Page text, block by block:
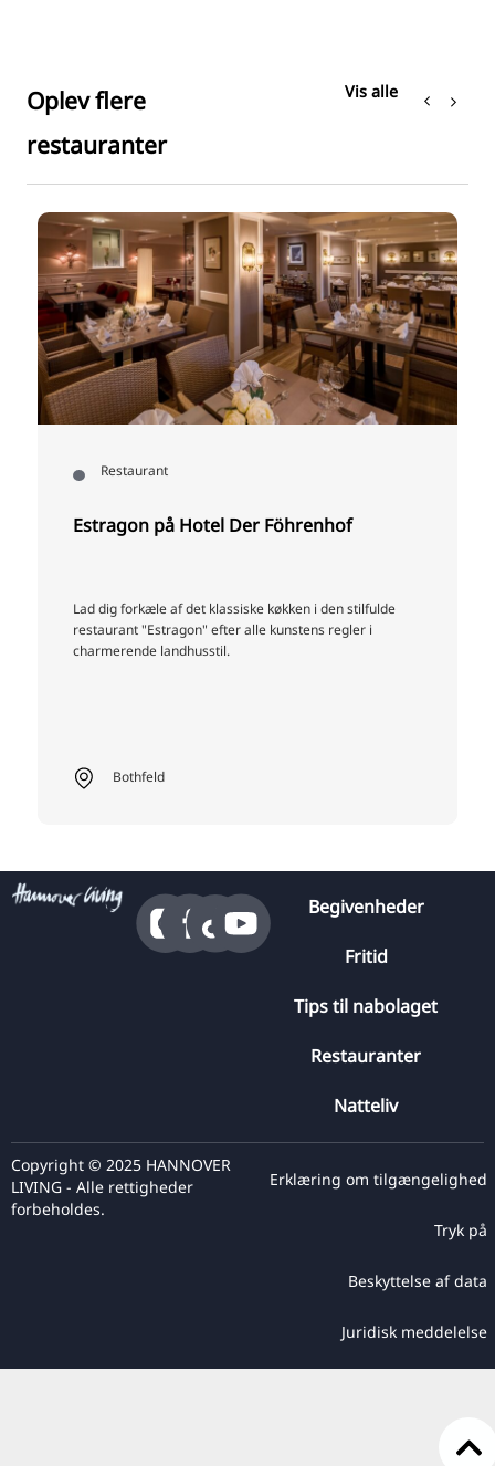
Oplev flere
restauranter
Vis alle
Restaurant
Estragon på Hotel Der Föhrenhof
Lad dig forkæle af det klassiske køkken i den stilfulde
restaurant "Estragon" efter alle kunstens regler i
charmerende landhusstil.
Bothfeld
Begivenheder
Fritid
Tips til nabolaget
Restauranter
Natteliv
Copyright © 2025 HANNOVER
LIVING - Alle rettigheder
forbeholdes.
Erklæring om tilgængelighed
Tryk på
Beskyttelse af data
Juridisk meddelelse